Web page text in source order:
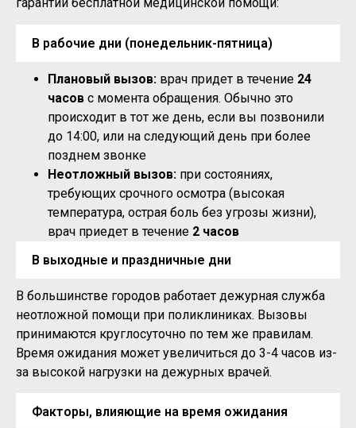
гарантий бесплатной медицинской помощи:
В рабочие дни (понедельник-пятница)
Плановый вызов: врач придет в течение 24
часов с момента обращения. Обычно это
происходит в тот же день, если вы позвонили
до 14:00, или на следующий день при более
позднем звонке
Неотложный вызов: при состояниях,
требующих срочного осмотра (высокая
температура, острая боль без угрозы жизни),
врач приедет в течение 2 часов
В выходные и праздничные дни
В большинстве городов работает дежурная служба
неотложной помощи при поликлиниках. Вызовы
принимаются круглосуточно по тем же правилам.
Время ожидания может увеличиться до 3-4 часов из-
за высокой нагрузки на дежурных врачей.
Факторы, влияющие на время ожидания